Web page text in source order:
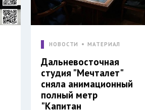
НОВОСТИ МАТЕРИАЛ
Дальневосточная
студия "Мечталет"
сняла анимационный
полный метр
"Капитан